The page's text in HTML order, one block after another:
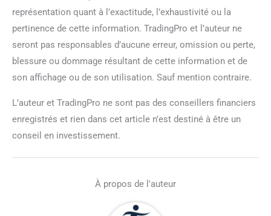
représentation quant à l’exactitude, l’exhaustivité ou la
pertinence de cette information. TradingPro et l’auteur ne
seront pas responsables d’aucune erreur, omission ou perte,
blessure ou dommage résultant de cette information et de
son affichage ou de son utilisation. Sauf mention contraire.
L’auteur et TradingPro ne sont pas des conseillers financiers
enregistrés et rien dans cet article n’est destiné à être un
conseil en investissement.
À propos de l'auteur